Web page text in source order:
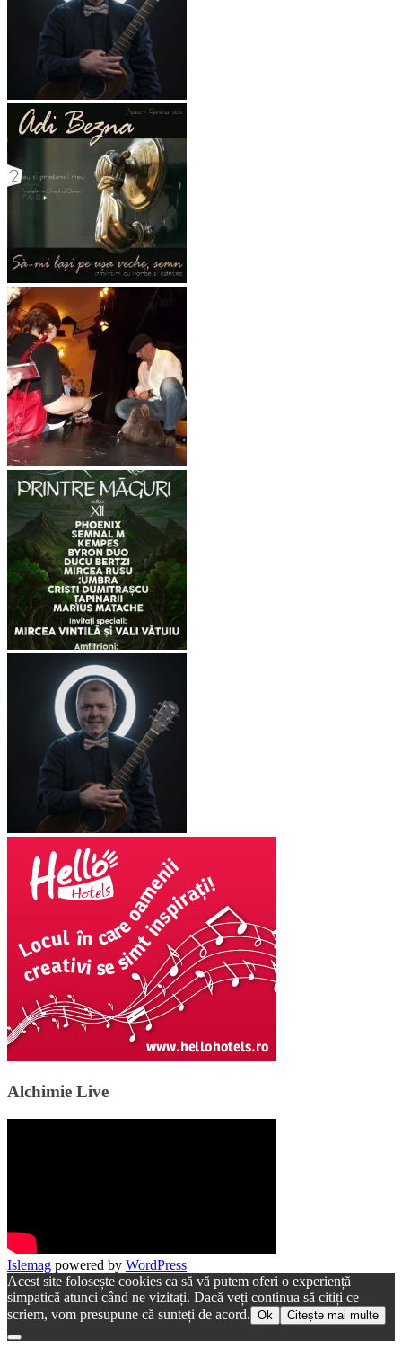
Alchimie Live
Islemag powered by WordPress
Acest site folosește cookies ca să vă putem oferi o experiență
simpatică atunci când ne vizitați. Dacă veți continua să citiți ce
scriem, vom presupune că sunteți de acord. Ok Citește mai multe